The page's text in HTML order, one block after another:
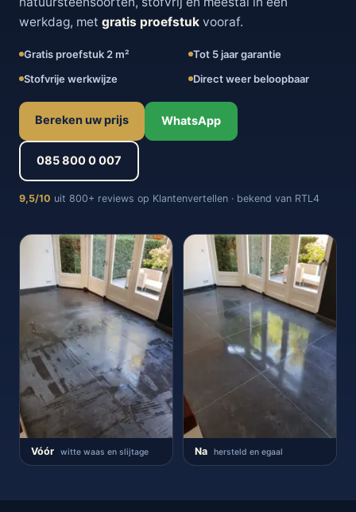
werkdag, met gratis proefstuk vooraf.
Gratis proefstuk 2 m²
Tot 5 jaar garantie
Stofvrije werkwijze
Direct weer beloopbaar
Bereken uw prijs WhatsApp
085 800 0 007
9,5/10 uit 800+ reviews op Klantenvertellen · bekend van RTL4
Vóór witte waas en slijtage Na hersteld en egaal